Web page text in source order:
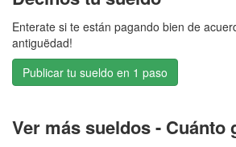
Enterate si te están pagando bien de
antiguëdad!
Publicar tu sueldo en 1 paso
Ver más sueldos - Cuánto